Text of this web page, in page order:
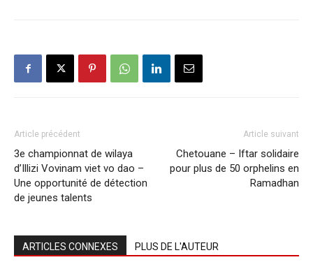
Article précédent
3e championnat de wilaya
d’Illizi Vovinam viet vo dao –
Une opportunité de détection
de jeunes talents
Article suivant
Chetouane – Iftar solidaire
pour plus de 50 orphelins en
Ramadhan
ARTICLES CONNEXES PLUS DE L'AUTEUR